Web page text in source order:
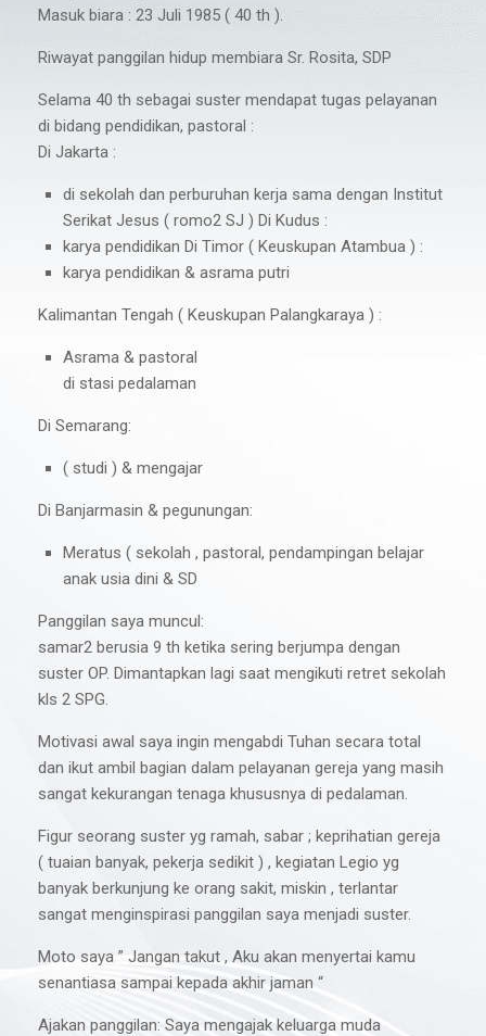
Masuk biara : 23 Juli 1985 ( 40 th ).
Riwayat panggilan hidup membiara Sr. Rosita, SDP
Selama 40 th sebagai suster mendapat tugas pelayanan
di bidang pendidikan, pastoral :
Di Jakarta :
di sekolah dan perburuhan kerja sama dengan Institut
Serikat Jesus ( romo2 SJ ) Di Kudus :
karya pendidikan Di Timor ( Keuskupan Atambua ) :
karya pendidikan & asrama putri
Kalimantan Tengah ( Keuskupan Palangkaraya ) :
Asrama & pastoral
di stasi pedalaman
Di Semarang:
( studi ) & mengajar
Di Banjarmasin & pegunungan:
Meratus ( sekolah , pastoral, pendampingan belajar
anak usia dini & SD
Panggilan saya muncul:
samar2 berusia 9 th ketika sering berjumpa dengan
suster OP. Dimantapkan lagi saat mengikuti retret sekolah
kls 2 SPG.
Motivasi awal saya ingin mengabdi Tuhan secara total
dan ikut ambil bagian dalam pelayanan gereja yang masih
sangat kekurangan tenaga khususnya di pedalaman.
Figur seorang suster yg ramah, sabar ; keprihatian gereja
( tuaian banyak, pekerja sedikit ) , kegiatan Legio yg
banyak berkunjung ke orang sakit, miskin , terlantar
sangat menginspirasi panggilan saya menjadi suster.
Moto saya ” Jangan takut , Aku akan menyertai kamu
senantiasa sampai kepada akhir jaman “
Ajakan panggilan: Saya mengajak keluarga muda